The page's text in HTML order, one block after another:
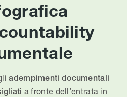
adempimenti documentali
a fronte dell’entrata in